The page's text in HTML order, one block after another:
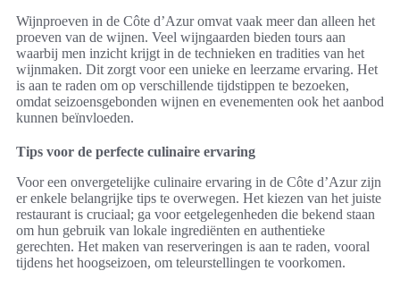
Wijnproeven in de Côte d’Azur omvat vaak meer dan alleen het
proeven van de wijnen. Veel wijngaarden bieden tours aan
waarbij men inzicht krijgt in de technieken en tradities van het
wijnmaken. Dit zorgt voor een unieke en leerzame ervaring. Het
is aan te raden om op verschillende tijdstippen te bezoeken,
omdat seizoensgebonden wijnen en evenementen ook het aanbod
kunnen beïnvloeden.
Tips voor de perfecte culinaire ervaring
Voor een onvergetelijke culinaire ervaring in de Côte d’Azur zijn
er enkele belangrijke tips te overwegen. Het kiezen van het juiste
restaurant is cruciaal; ga voor eetgelegenheden die bekend staan
om hun gebruik van lokale ingrediënten en authentieke
gerechten. Het maken van reserveringen is aan te raden, vooral
tijdens het hoogseizoen, om teleurstellingen te voorkomen.